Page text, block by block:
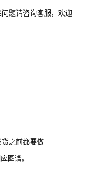
题请咨询客服，欢迎
之前都要做
图谱。